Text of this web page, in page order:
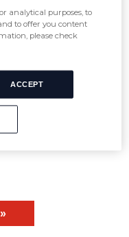
cuenta para acceder. »
analytical purposes, to
to offer you content
please check
ACCEPT